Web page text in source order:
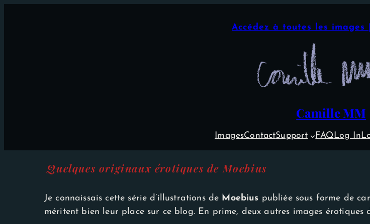
Accédez à toutes les images
Camille MM
ImagesContactSupport FAQ Log In
Quelques originaux érotiques de Moebius
Je connaissais cette série d’illustrations de Moebius publiée sous forme de
méritent bien leur place sur ce blog. En prime, deux autres images érotiques